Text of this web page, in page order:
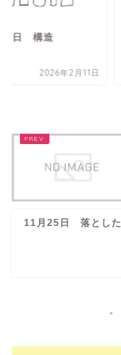
日 構造
2026年2月11日
11月25日 落とした